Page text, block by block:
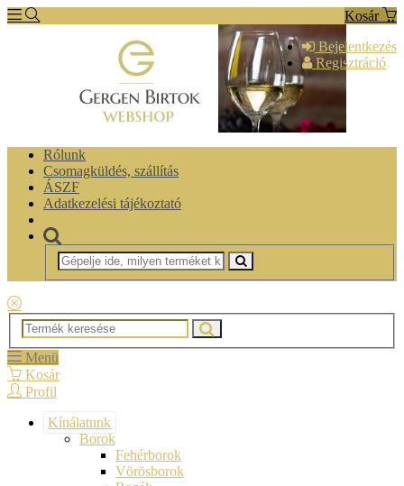
Kosár
Bejelentkezés
Regisztráció
Rólunk
Csomagküldés, szállítás
ÁSZF
Adatkezelési tájékoztató
Menü
Kosár
Profil
Kínálatunk
Borok
Fehérborok
Vörösborok